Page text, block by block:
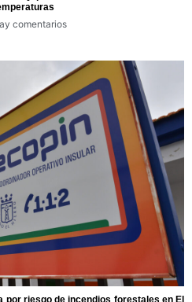
comentarios
por riesgo de incendios forestales en El